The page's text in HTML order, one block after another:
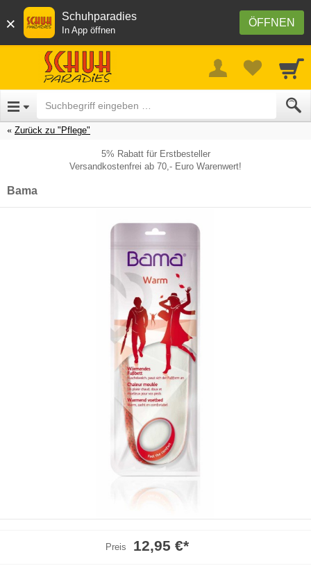
× ÖFFNEN
Schuhparadies
In App öffnen
Zurück zu "Pflege"
5% Rabatt für Erstbesteller
Versandkostenfrei ab 70,- Euro Warenwert!
Bama
Preis 12,95 €*